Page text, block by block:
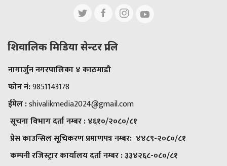
शिवालिक मिडिया सेन्टर प्रालि
नागार्जुन नगरपालिका ४ काठमाडौ
फोन नं:9851143178
ईमेल :shivalikmedia2024@gmail.com
सूचना विभाग दर्ता नम्बर :४६१०/२०८०/८१
प्रेस काउन्सिल सूचिकरण प्रमाणपत्र नम्बर: ४४८९-२०८०/८१
कम्पनी रजिस्ट्रार कार्यालय दर्ता नम्बर :३३४२६८-०८०/८१